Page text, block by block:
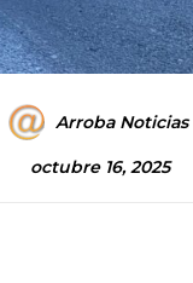
Arroba Noticias
octubre 16, 2025